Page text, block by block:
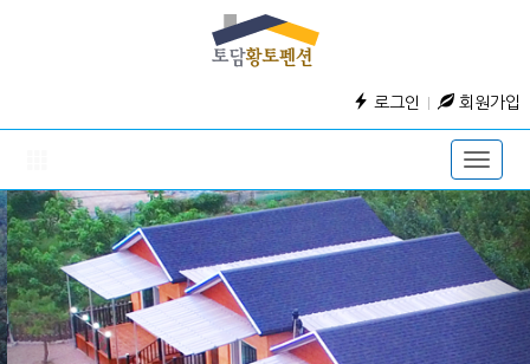
로그인 회원가입
Toggle